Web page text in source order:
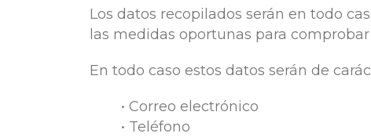
Los datos recopilados serán en todo
las medidas oportunas para
En todo caso estos datos serán de
• Correo electrónico
• Teléfono